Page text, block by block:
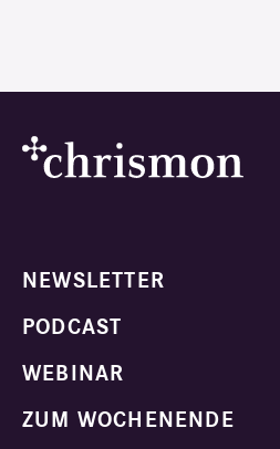
NEWSLETTER
PODCAST
WEBINAR
ZUM WOCHENENDE